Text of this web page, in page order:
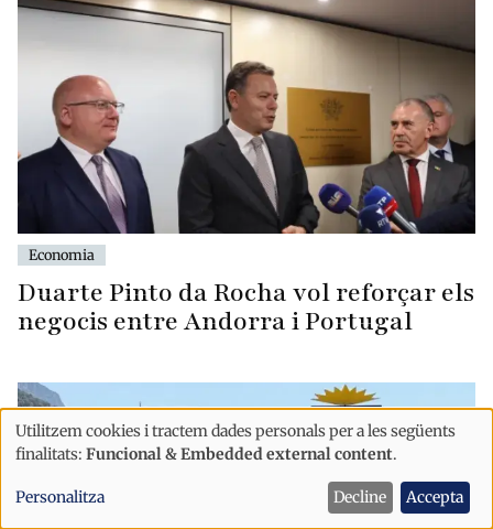
Economia
Duarte Pinto da Rocha vol reforçar els
negocis entre Andorra i Portugal
Ús
de
dades
Utilitzem cookies i tractem dades personals per a les següents
finalitats: Funcional & Embedded external content.
Personalitza Decline Accepta